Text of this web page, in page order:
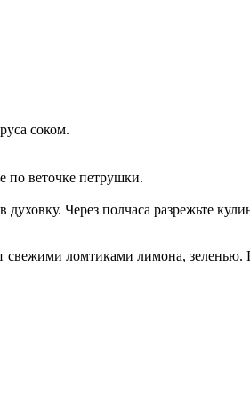
соком.
по веточке петрушки.
Через полчаса разрежьте
свежими ломтиками лимона, зеленью.